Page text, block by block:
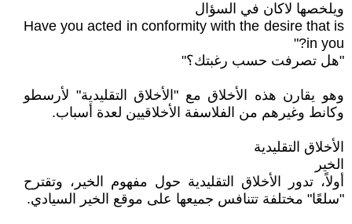
ويلخصها لاكان في السؤال
Have you acted in conformity with the desire that is
in you?"
"هل تصرفت حسب رغبتك؟"
وهو يقارن هذه الأخلاق مع "الأخلاق التقليدية" لأرسطو
وكانط وغيرهم من الفلاسفة الأخلاقيين لعدة أسباب.
الأخلاق التقليدية
الخير
أولاً، تدور الأخلاق التقليدية حول مفهوم الخير، وتقترح
"سلعًا" مختلفة تتنافس جميعها على موقع الخير السيادي.